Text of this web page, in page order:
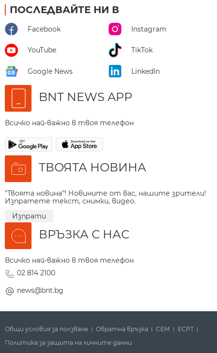
ПОСЛЕДВАЙТЕ НИ В
Facebook Instagram
YouTube TikTok
Google News LinkedIn
BNT NEWS APP
Всичко най-важно в твоя телефон
ТВОЯТА НОВИНА
"Твоята новина"! Новините от вас, нашите зрители!
Изпратете текст, снимки, видео.
Изпрати
ВРЪЗКА С НАС
Всичко най-важно в твоя телефон
02 814 2100
news@bnt.bg
Общи условия за ползване Обратна връзка СЕМ
ECPT
Политика за защита на личните данни